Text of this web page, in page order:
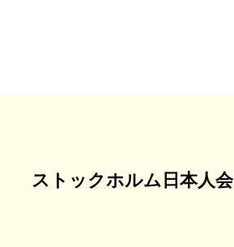
ストックホルム日本人会